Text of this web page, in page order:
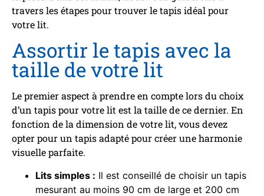
travers les étapes pour trouver le tapis idéal pour
votre lit.
Assortir le tapis avec la
taille de votre lit
Le premier aspect à prendre en compte lors du choix
d’un tapis pour votre lit est la taille de ce dernier. En
fonction de la dimension de votre lit, vous devez
opter pour un tapis adapté pour créer une harmonie
visuelle parfaite.
Lits simples : Il est conseillé de choisir un tapis
mesurant au moins 90 cm de large et 200 cm